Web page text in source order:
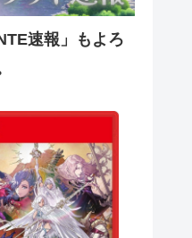
速報」もよろ